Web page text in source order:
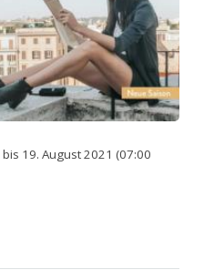
19. August 2021 (07:00